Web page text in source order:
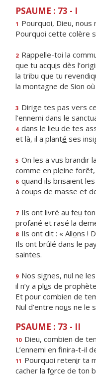
PSAUME : 73 - I
1 Pourquoi, Dieu, nous
Pourquoi cette colère
2 Rappelle-toi la
que tu acquis dès
la tribu que tu
la montagne de Sion
3 Dirige tes pas vers
l’ennemi dans le
4 dans le lieu de tes
et là, il a planté ses
5 On les a vus brandir
comme en pleine
6 quand ils brisaient
à coups de masse et
7 Ils ont livré au feu
profané et rasé la
8 Ils ont dit : « Allons !
Ils ont brûlé dans le
saintes.
9 Nos signes, nul ne
il n’y a plus de
Et pour combien de
Nul d’entre nous ne le
PSAUME : 73 - II
10 Dieu, combien de
L’ennemi en finira-t-il
11 Pourquoi retenir ta
cacher la force de ton